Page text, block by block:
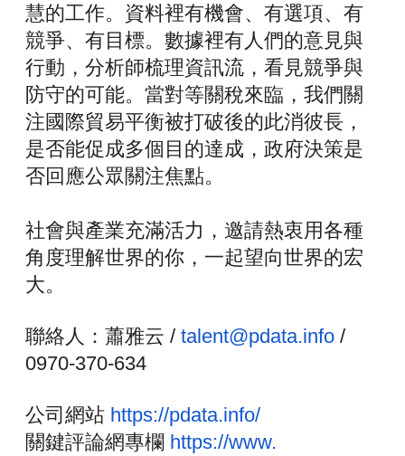
慧的工作。資料裡有機會、 有選項、有
競爭、有目標。數據裡有人們的意見與
行動， 分析師梳理資訊流，看見競爭與
防守的可能。當對等關稅來臨， 我們關
注國際貿易平衡被打破後的此消彼長，
是否能促成多個目的達成，政府決策是
否回應公眾關注焦點。
社會與產業充滿活力，邀請熱衷用各種
角度理解世界的你， 一起望向世界的宏
大。
聯絡人：蕭雅云 / talent@pdata.info/
0970-370-634
公司網站 https://pdata.info/
關鍵評論網專欄 https://www.